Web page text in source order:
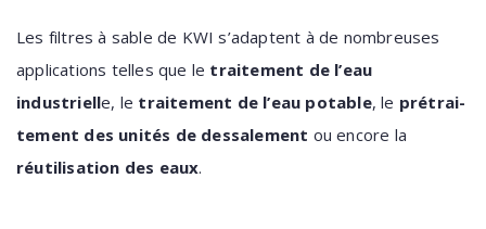
Les filtres à sable de KWI s’adaptent à de nombreuses
applications telles que le traitement de l’eau
industrielle, le traitement de l’eau potable, le prétrai­
tement des unités de dessalement ou encore la
réutilisation des eaux.